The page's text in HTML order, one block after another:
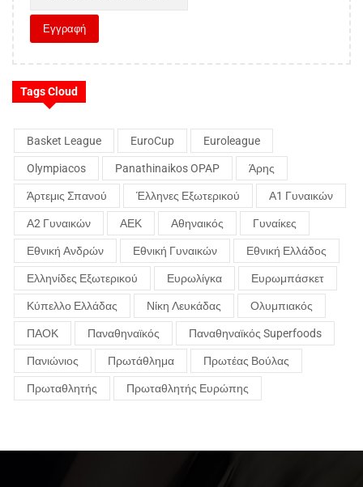
Tags Cloud
Basket League EuroCup Euroleague
Olympiacos Panathinaikos OPAP Άρης
Άρτεμις Σπανού Έλληνες Εξωτερικού Α1 Γυναικών
Α2 Γυναικών ΑΕΚ Αθηναικός Γυναίκες
Εθνική Ανδρών Εθνική Γυναικών Εθνική Ελλάδος
Ελληνίδες Εξωτερικού Ευρωλίγκα Ευρωμπάσκετ
Κύπελλο Ελλάδας Νίκη Λευκάδας Ολυμπιακός
ΠΑΟΚ Παναθηναϊκός Παναθηναϊκός Superfoods
Πανιώνιος Πρωτάθλημα Πρωτέας Βούλας
Πρωταθλητής Πρωταθλητής Ευρώπης